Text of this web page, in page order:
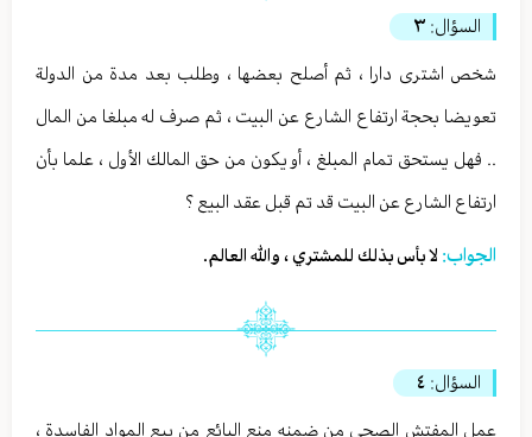
السؤال: ٣
شخص اشترى دارا ، ثم أصلح بعضها ، وطلب بعد مدة من الدولة
تعويضا بحجة ارتفاع الشارع عن البيت ، ثم صرف له مبلغا من المال
.. فهل يستحق تمام المبلغ ، أو يكون من حق المالك الأول ، علما بأن
ارتفاع الشارع عن البيت قد تم قبل عقد البيع ؟
الجواب: لا بأس بذلك للمشتري ، والله العالم.
السؤال: ٤
عمل المفتش الصحي من ضمنه منع البائع من بيع المواد الفاسدة ،